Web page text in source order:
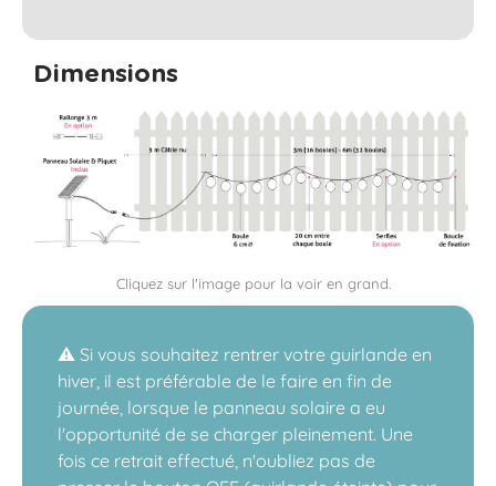
Dimensions
Cliquez sur l'image pour la voir en grand.
⚠️ Si vous souhaitez rentrer votre guirlande en
hiver, il est préférable de le faire en fin de
journée, lorsque le panneau solaire a eu
l'opportunité de se charger pleinement. Une
fois ce retrait effectué, n'oubliez pas de